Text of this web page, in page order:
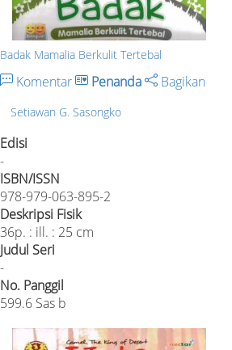
Badak Mamalia Berkulit Tertebal
Komentar Penanda Bagikan
Setiawan G. Sasongko
Edisi
-
ISBN/ISSN
978-979-063-895-2
Deskripsi Fisik
36p. : ill. : 25 cm
Judul Seri
-
No. Panggil
599.6 Sas b